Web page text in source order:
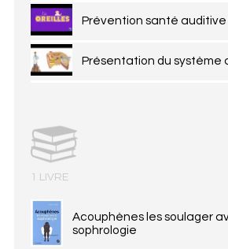
Prévention santé
Présentation du système
1 LIVRE
Acouphènes les soulager
sophrologie